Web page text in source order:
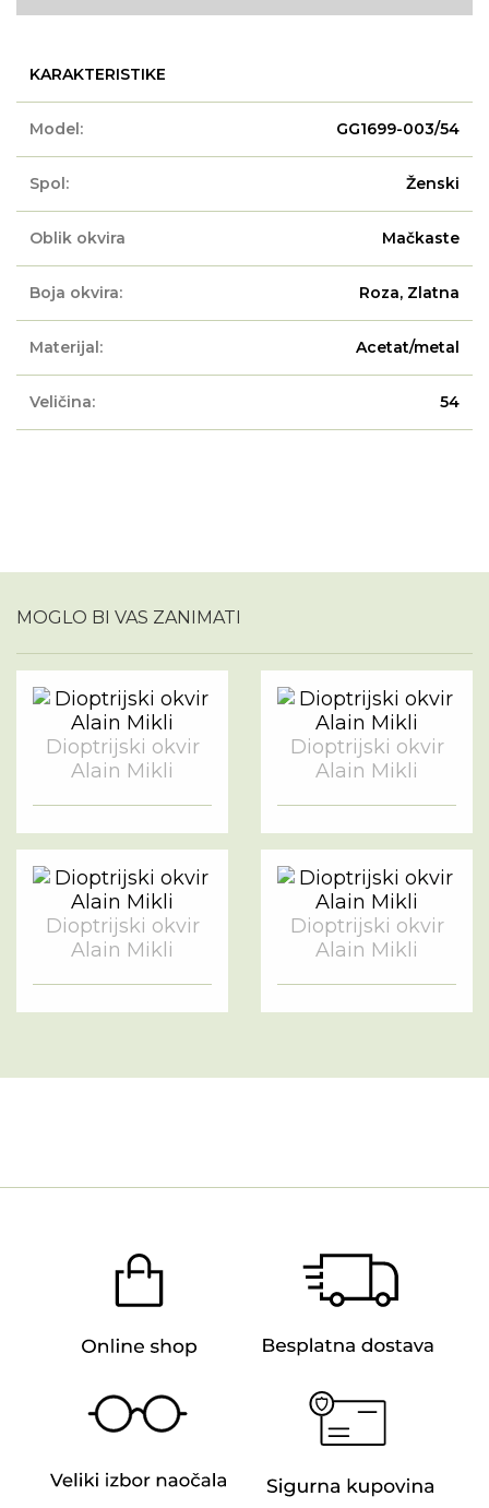
KARAKTERISTIKE
Model: GG1699-003/54
Spol: Ženski
Oblik okvira Mačkaste
Boja okvira: Roza, Zlatna
Materijal: Acetat/metal
Veličina: 54
MOGLO BI VAS ZANIMATI
Dioptrijski okvir
Alain Mikli
Dioptrijski okvir
Alain Mikli
Dioptrijski okvir
Alain Mikli
Dioptrijski okvir
Alain Mikli